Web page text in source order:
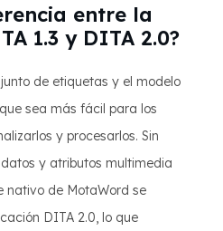
entre la
1.3 y DITA 2.0?
de etiquetas y el modelo
sea más fácil para los
y procesarlos. Sin
y atributos multimedia
nativo de MotaWord se
DITA 2.0, lo que